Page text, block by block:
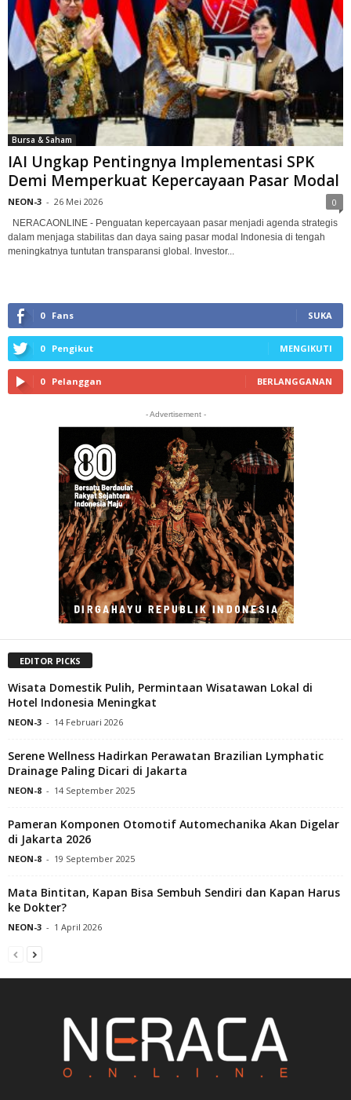
Bursa & Saham
IAI Ungkap Pentingnya Implementasi SPK
Demi Memperkuat Kepercayaan Pasar Modal
NEON-3 - 26 Mei 2026 0
NERACAONLINE - Penguatan kepercayaan pasar menjadi agenda strategis
dalam menjaga stabilitas dan daya saing pasar modal Indonesia di tengah
meningkatnya tuntutan transparansi global. Investor...
0 Fans SUKA
0 Pengikut MENGIKUTI
0 Pelanggan BERLANGGANAN
- Advertisement -
EDITOR PICKS
Wisata Domestik Pulih, Permintaan Wisatawan Lokal di
Hotel Indonesia Meningkat
NEON-3 - 14 Februari 2026
Serene Wellness Hadirkan Perawatan Brazilian Lymphatic
Drainage Paling Dicari di Jakarta
NEON-8 - 14 September 2025
Pameran Komponen Otomotif Automechanika Akan Digelar
di Jakarta 2026
NEON-8 - 19 September 2025
Mata Bintitan, Kapan Bisa Sembuh Sendiri dan Kapan Harus
ke Dokter?
NEON-3 - 1 April 2026